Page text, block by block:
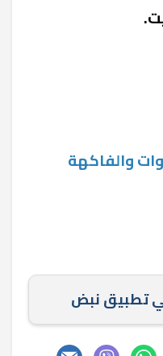
والفاكهة
تطبيق نبض